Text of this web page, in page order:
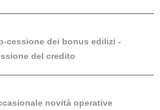
cessione dei bonus edilizi -
del credito
novità operative